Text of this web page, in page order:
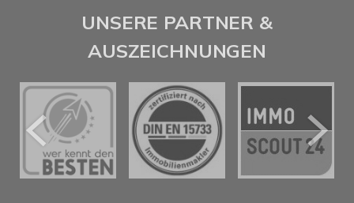
UNSERE PARTNER &
AUSZEICHNUNGEN